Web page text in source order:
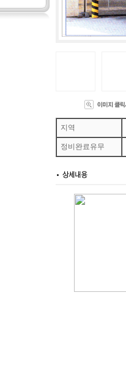
지역
정비완료유무